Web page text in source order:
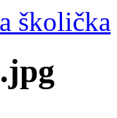
školička